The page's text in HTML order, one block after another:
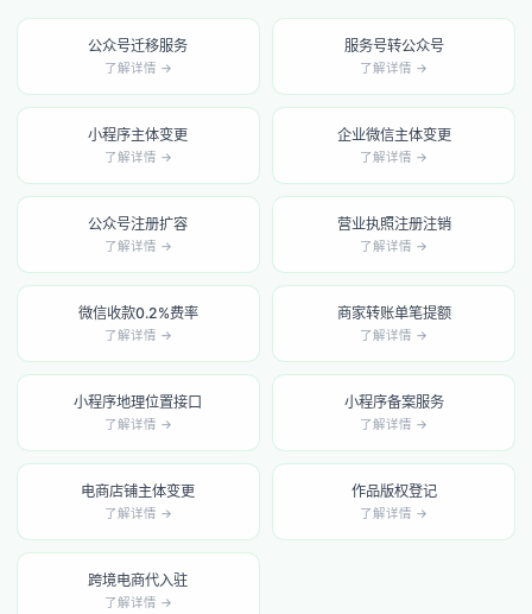
公众号迁移服务
了解详情 →
服务号转公众号
了解详情 →
小程序主体变更
了解详情 →
企业微信主体变更
了解详情 →
公众号注册扩容
了解详情 →
营业执照注册注销
了解详情 →
微信收款0.2%费率
了解详情 →
商家转账单笔提额
了解详情 →
小程序地理位置接口
了解详情 →
小程序备案服务
了解详情 →
电商店铺主体变更
了解详情 →
作品版权登记
了解详情 →
跨境电商代入驻
了解详情 →